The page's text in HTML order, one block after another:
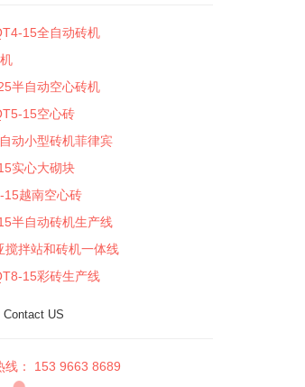
15全自动砖机
半自动空心砖机
15空心砖
动小型砖机菲律宾
实心大砌块
15越南空心砖
半自动砖机生产线
搅拌站和砖机一体线
15彩砖生产线
Contact US
线： 153 9663 8689